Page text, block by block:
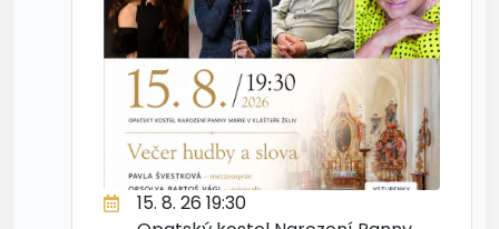
15. 8. 26 19:30